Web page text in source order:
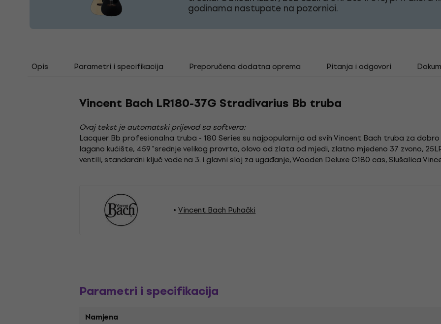
godinama nastupate na pozornici.
Opis Parametri i specifikacija Preporučena dodatna oprema Pitanja i odgovori
Vincent Bach LR180-37G Stradivarius Bb truba
Ovaj tekst je automatski prijevod sa softvera:
Lacquer Bb profesionalna truba - 180 Series su najpopularnija od svih Vincent Bach truba za
lagano kućište, 459 "srednje velikog provrta, olovo od zlata od mjedi, zlatno mjedeno 37 zvono,
ventili, standardni ključ vode na 3. i glavni sloj za ugađanje, Wooden Deluxe C180 cas, Slušalica
Vincent Bach Puhački
Parametri i specifikacija
Namjena